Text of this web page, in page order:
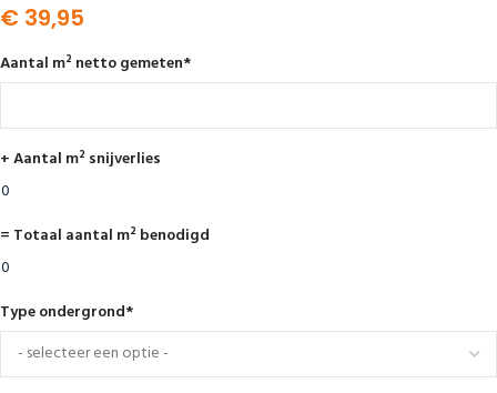
€ 39,95
Aantal m² netto gemeten*
+ Aantal m² snijverlies
= Totaal aantal m² benodigd
Type ondergrond*